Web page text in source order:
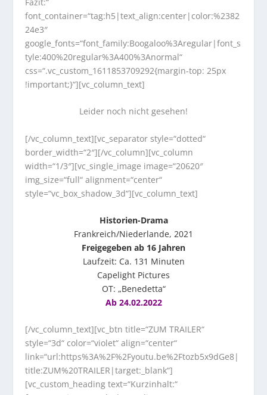
font_container=“tag:h5|text_align:center|color:%2382
24e3″
google_fonts=“font_family:Boogaloo%3Aregular|font_s
tyle:400%20regular%3A400%3Anormal“
css=“.vc_custom_1611853709292{margin-top: 25px
!important;}“][vc_column_text]
Leider noch nicht gesehen!
[/vc_column_text][vc_separator style=“dotted“
border_width=“2″][/vc_column][vc_column
width=“1/3″][vc_single_image image=“20620″
img_size=“full“ alignment=“center“
style=“vc_box_shadow_3d“][vc_column_text]
Historien-Drama
Frankreich/Niederlande, 2021
Freigegeben ab 16 Jahren
Laufzeit: Ca. 131 Minuten
Capelight Pictures
OT: „Benedetta“
Ab 24.02.2022
[/vc_column_text][vc_btn title=“ZUM TRAILER“
style=“3d“ color=“violet“ align=“center“
link=“url:https%3A%2F%2Fyoutu.be%2Ftozb5x9dGe8|
title:ZUM%20TRAILER|target:_blank“]
[vc_custom_heading text=“Kurzinhalt:“